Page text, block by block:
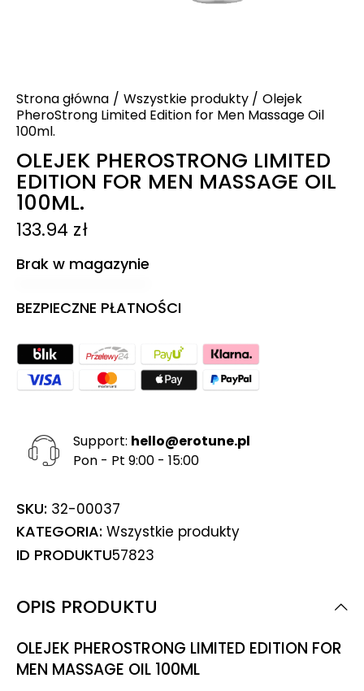
Strona główna Wszystkie produkty
Olejek
PheroStrong Limited Edition for Men Massage Oil
100ml.
OLEJEK PHEROSTRONG LIMITED
EDITION FOR MEN MASSAGE OIL
100ML.
133.94 zł
Brak w magazynie
BEZPIECZNE PŁATNOŚCI
Support: hello@erotune.pl
Pon - Pt 9:00 - 15:00
SKU: 32-00037
KATEGORIA: Wszystkie produkty
ID PRODUKTU57823
OPIS PRODUKTU
OLEJEK PHEROSTRONG LIMITED EDITION FOR
MEN MASSAGE OIL 100ML